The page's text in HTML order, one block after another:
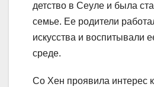
детство в Сеуле и была
семье. Ее родители
искусства и воспитывали
среде.
Со Хен проявила интерес